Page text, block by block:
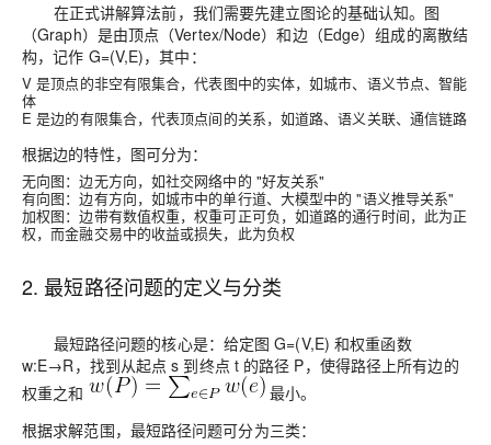
在正式讲解算法前，我们需要先建立图论的基础认知。图
（Graph）是由顶点（Vertex/Node）和边（Edge）组成的离散结
构，记作 G=(V,E)，其中：
V 是顶点的非空有限集合，代表图中的实体，如城市、语义节点、智能
体
E 是边的有限集合，代表顶点间的关系，如道路、语义关联、通信链路
根据边的特性，图可分为：
无向图：边无方向，如社交网络中的 "好友关系"
有向图：边有方向，如城市中的单行道、大模型中的 "语义推导关系"
加权图：边带有数值权重，权重可正可负，如道路的通行时间，此为正
权，而金融交易中的收益或损失，此为负权
2. 最短路径问题的定义与分类
最短路径问题的核心是：给定图 G=(V,E) 和权重函数
w:E→R，找到从起点 s 到终点 t 的路径 P，使得路径上所有边的
权重之和
最小。
根据求解范围，最短路径问题可分为三类：